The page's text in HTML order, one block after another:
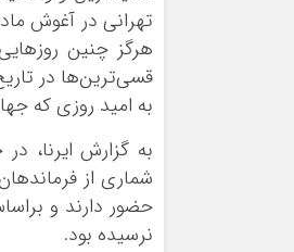
تهرانی در آغوش
هرگز چنین
قسی‌ترین‌ها در
به امید روزی که
شماری از
نرسیده‌ بود.